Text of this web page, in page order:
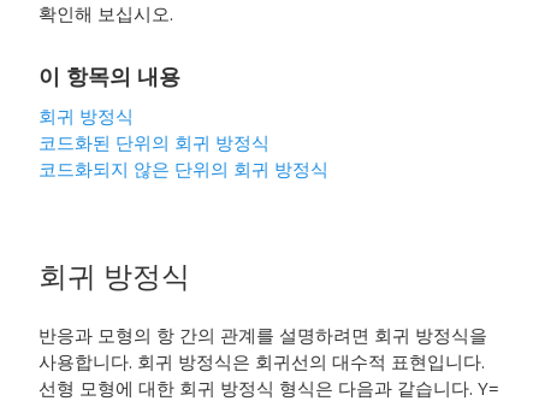
확인해 보십시오.
이 항목의 내용
회귀 방정식
코드화된 단위의 회귀 방정식
코드화되지 않은 단위의 회귀 방정식
회귀 방정식
반응과 모형의 항 간의 관계를 설명하려면 회귀 방정식을
사용합니다. 회귀 방정식은 회귀선의 대수적 표현입니다.
선형 모형에 대한 회귀 방정식 형식은 다음과 같습니다. Y=